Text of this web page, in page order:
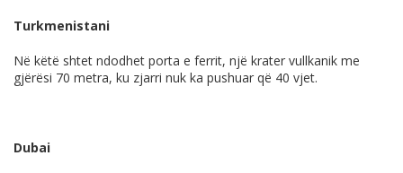
Turkmenistani
Në këtë shtet ndodhet porta e ferrit, një krater vullkanik me
gjërësi 70 metra, ku zjarri nuk ka pushuar që 40 vjet.
Dubai